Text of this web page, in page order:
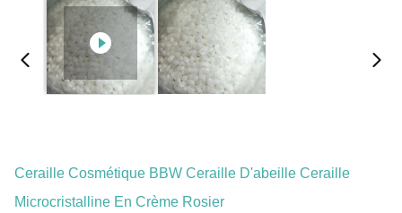
Ceraille Cosmétique BBW Ceraille D'abeille Ceraille
Microcristalline En Crème Rosier